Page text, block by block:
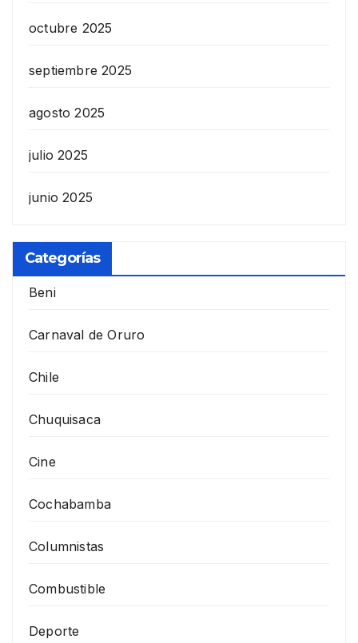
octubre 2025
septiembre 2025
agosto 2025
julio 2025
junio 2025
Categorías
Beni
Carnaval de Oruro
Chile
Chuquisaca
Cine
Cochabamba
Columnistas
Combustible
Deporte